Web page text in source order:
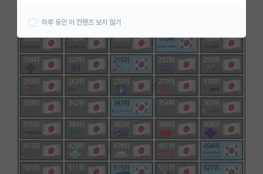
대학원 합격 후기 게시판
연구실(PI) 홍보 게시판
석박사 채용 정보 게시판
임용 정보 게시판
학부 인턴 게시판
취업 게시판
임용 후기 게시판
하루 동안 이 컨텐츠 보지 않기